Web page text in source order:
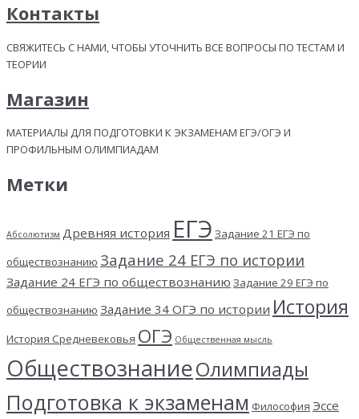
Контакты
СВЯЖИТЕСЬ С НАМИ, ЧТОБЫ УТОЧНИТЬ ВСЕ ВОПРОСЫ ПО ТЕСТАМ И
ТЕОРИИ
Магазин
МАТЕРИАЛЫ ДЛЯ ПОДГОТОВКИ К ЭКЗАМЕНАМ ЕГЭ/ОГЭ И
ПРОФИЛЬНЫМ ОЛИМПИАДАМ
Метки
Абсолютизм Древняя история ЕГЭ Задание 21 ЕГЭ по
обществознанию Задание 24 ЕГЭ по истории
Задание 24 ЕГЭ по обществознанию Задание 29 ЕГЭ по
обществознанию Задание 34 ОГЭ по истории История
История Средневековья ОГЭ Общественная мысль
ОбществознаниеОлимпиады
Подготовка к экзаменам Философия Эссе